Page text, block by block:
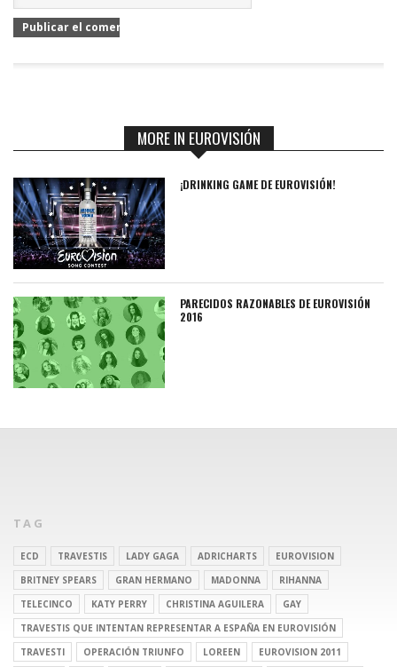
MORE IN EUROVISIÓN
¡DRINKING GAME DE EUROVISIÓN!
PARECIDOS RAZONABLES DE EUROVISIÓN
2016
TAG
ECD TRAVESTIS LADY GAGA ADRICHARTS
EUROVISION
BRITNEY SPEARS
GRAN HERMANO MADONNA
RIHANNA
TELECINCO
KATY PERRY CHRISTINA AGUILERA
GAY
TRAVESTIS QUE INTENTAN REPRESENTAR A ESPAÑA EN EUROVISIÓN
TRAVESTI
OPERACIÓN TRIUNFO LOREEN
EUROVISION 2011